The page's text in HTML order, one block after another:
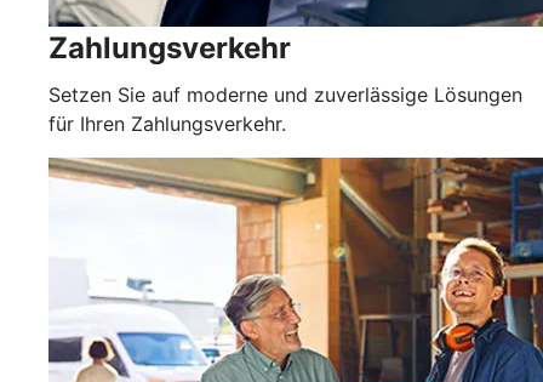
Zahlungsverkehr
Setzen Sie auf moderne und zuverlässige Lösungen
für Ihren Zahlungsverkehr.